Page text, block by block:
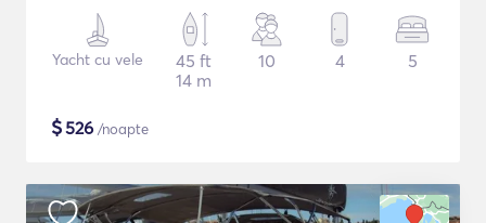
Yacht cu vele
45 ft
14 m
10 4 5
$526 /noapte